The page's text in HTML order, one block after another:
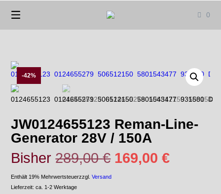
0
-42%
JW0124655123 Reman-Line-
Generator 28V / 150A
Bisher 289,00€ Ursprünglicher
169,00€
Enthält 19% Mehrwertsteuerzzgl.Versand
Lieferzeit: ca. 1-2 Werktage